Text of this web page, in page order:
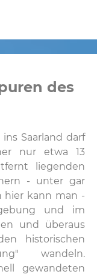
des
Saarland darf
nur etwa 13
liegenden
- unter gar
hier kann man -
und im
und überaus
historischen
wandeln.
gewandeten